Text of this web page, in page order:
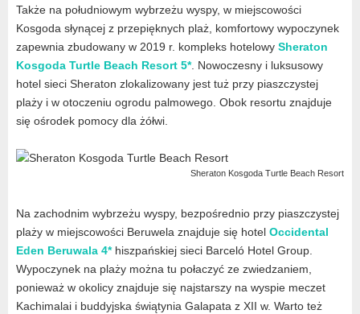
Także na południowym wybrzeżu wyspy, w miejscowości
Kosgoda słynącej z przepięknych plaż, komfortowy wypoczynek
zapewnia zbudowany w 2019 r. kompleks hotelowy Sheraton
Kosgoda Turtle Beach Resort 5*. Nowoczesny i luksusowy
hotel sieci Sheraton zlokalizowany jest tuż przy piaszczystej
plaży i w otoczeniu ogrodu palmowego. Obok resortu znajduje
się ośrodek pomocy dla żółwi.
Sheraton Kosgoda Turtle Beach Resort
Na zachodnim wybrzeżu wyspy, bezpośrednio przy piaszczystej
plaży w miejscowości Beruwela znajduje się hotel Occidental
Eden Beruwala 4*hiszpańskiej sieci Barceló Hotel Group.
Wypoczynek na plaży można tu połaczyć ze zwiedzaniem,
ponieważ w okolicy znajduje się najstarszy na wyspie meczet
Kachimalai i buddyjska świątynia Galapata z XII w. Warto też